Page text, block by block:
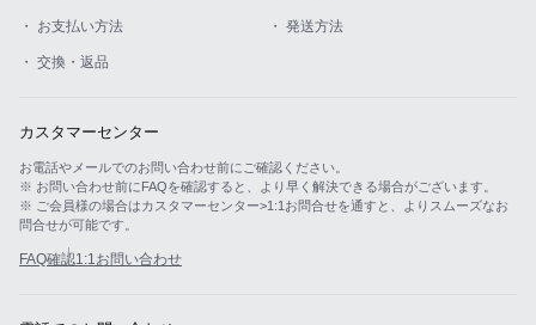
・ お支払い方法 ・ 発送方法
・ 交換・返品
カスタマーセンター
お電話やメールでのお問い合わせ前にご確認ください。
※ お問い合わせ前にFAQを確認すると、より早く解決できる場合がございます。
※ ご会員様の場合はカスタマーセンター>1:1お問合せを通すと、よりスムーズなお
問合せが可能です。
FAQ確認1:1お問い合わせ